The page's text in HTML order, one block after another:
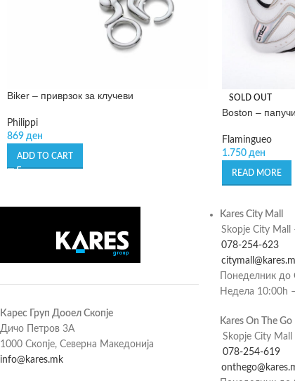
Biker – приврзок за клучеви
Philippi
869 ден
ADD TO CART
SOLD OUT
Boston –
Flamingueo
1.750 ден
READ MORE
Карес Груп Дооел Скопје
Дичо Петров 3А
1000 Скопје, Северна Македонија
info@kares.mk
Kares City Mall
Skopje City Mall
078-254-623
Понеделник
Недела 10:00h
Kares On The Go
Skopje City Mall
078-254-619